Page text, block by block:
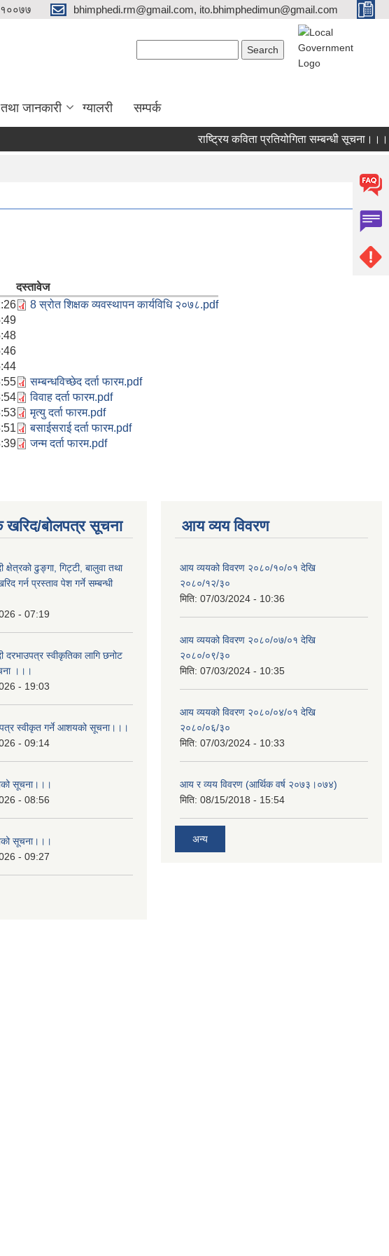
bhimphedi.rm@gmail.com, ito.bhimphedimun@gmail.com
जानकारी ग्यालरी सम्पर्क
राष्ट्रिय कविता प्रतियोगिता सम्बन्धी सूचना।।।
दस्तावेज
8 स्रोत शिक्षक व्यवस्थापन कार्यविधि २०७८.pdf
सम्बन्धविच्छेद दर्ता फारम.pdf
विवाह दर्ता फारम.pdf
मृत्यु दर्ता फारम.pdf
बसाईसराई दर्ता फारम.pdf
जन्म दर्ता फारम.pdf
खरिद/बोलपत्र सूचना
क्षेत्रको ढुङ्गा, गिट्टी, बालुवा तथा
गर्न प्रस्ताव पेश गर्ने सम्बन्धी
- 07:19
दरभाउपत्र स्वीकृतिका लागि छनोट
।।।
- 19:03
स्वीकृत गर्ने आशयको सूचना।।।
- 09:14
सूचना।।।
- 08:56
सूचना।।।
- 09:27
आय व्यय विवरण
आय व्ययको विवरण २०८०/१०/०१ देखि
२०८०/१२/३०
मिति: 07/03/2024 - 10:36
आय व्ययको विवरण २०८०/०७/०१ देखि
२०८०/०९/३०
मिति: 07/03/2024 - 10:35
आय व्ययको विवरण २०८०/०४/०१ देखि
२०८०/०६/३०
मिति: 07/03/2024 - 10:33
आय र व्यय विवरण (आर्थिक वर्ष २०७३।०७४)
मिति: 08/15/2018 - 15:54
अन्य